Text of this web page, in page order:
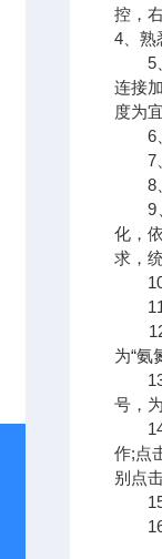
控，
4、熟
5、
连接
度为
6、
7、
8、
9、
化，
求，
10
11
12
为“氨
13
号，
14
作;点
别点
15
16